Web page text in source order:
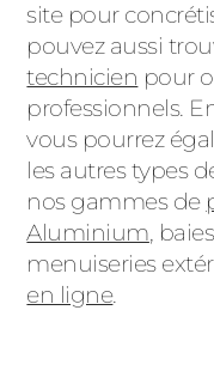
site pour
pouvez aussi
technicien pour
professionnels.
vous pourrez
les autres types
nos gammes de
Aluminium,
menuiseries
en ligne.